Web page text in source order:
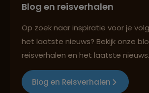
Persoonlijk en deskundig
Best beoordeelde reisroutes
Blog en reisverhalen
Op zoek naar inspiratie voor je
het laatste nieuws? Bekijk onze
reisverhalen en het laatste nieuws.
Blog en Reisverhalen